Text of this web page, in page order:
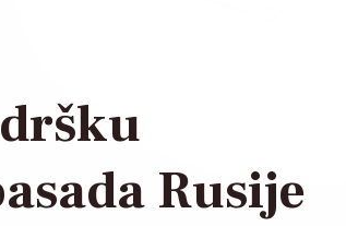
Rusije